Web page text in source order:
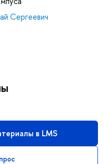
Сергеевич
в LMS